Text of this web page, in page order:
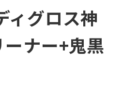
ィグロス神
ナー+鬼黒